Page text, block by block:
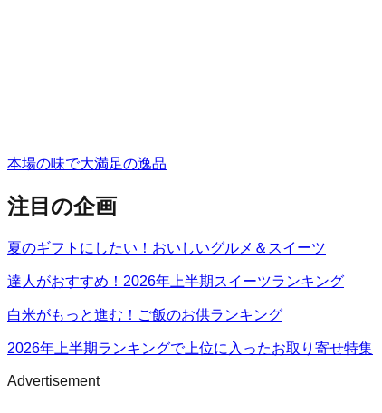
本場の味で大満足の逸品
注目の企画
夏のギフトにしたい！おいしいグルメ＆スイーツ
達人がおすすめ！2026年上半期スイーツランキング
白米がもっと進む！ご飯のお供ランキング
2026年上半期ランキングで上位に入ったお取り寄せ特集
Advertisement